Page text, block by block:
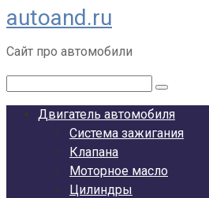
Перейти
к
контенту
autoand.ru
Сайт про автомобили
Двигатель автомобиля
Система зажигания
Клапана
Моторное масло
Цилиндры